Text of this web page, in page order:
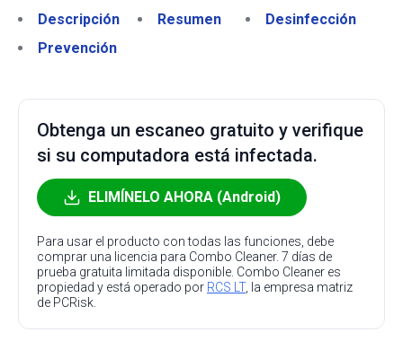
Descripción
Resumen
Desinfección
Prevención
Obtenga un escaneo gratuito y verifique
si su computadora está infectada.
ELIMÍNELO AHORA (Android)
Para usar el producto con todas las funciones, debe
comprar una licencia para Combo Cleaner. 7 días de
prueba gratuita limitada disponible. Combo Cleaner es
propiedad y está operado por RCS LT, la empresa matriz
de PCRisk.